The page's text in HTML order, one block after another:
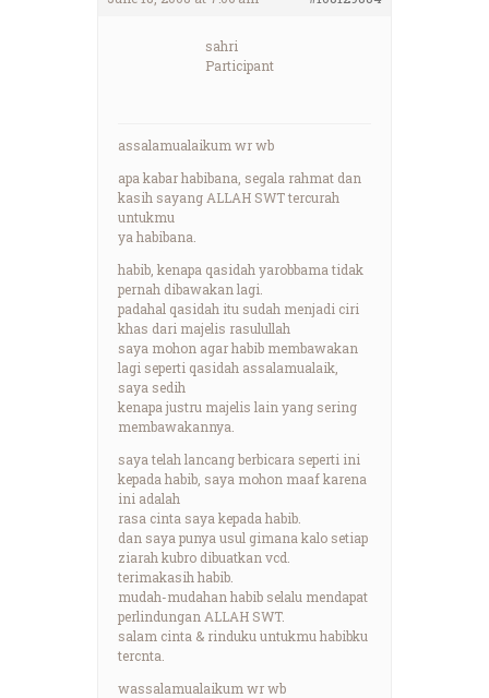
sahri
Participant
assalamualaikum wr wb
apa kabar habibana, segala rahmat dan
kasih sayang ALLAH SWT tercurah
untukmu
ya habibana.
habib, kenapa qasidah yarobbama tidak
pernah dibawakan lagi.
padahal qasidah itu sudah menjadi ciri
khas dari majelis rasulullah
saya mohon agar habib membawakan
lagi seperti qasidah assalamualaik,
saya sedih
kenapa justru majelis lain yang sering
membawakannya.
saya telah lancang berbicara seperti ini
kepada habib, saya mohon maaf karena
ini adalah
rasa cinta saya kepada habib.
dan saya punya usul gimana kalo setiap
ziarah kubro dibuatkan vcd.
terimakasih habib.
mudah-mudahan habib selalu mendapat
perlindungan ALLAH SWT.
salam cinta & rinduku untukmu habibku
tercnta.
wassalamualaikum wr wb